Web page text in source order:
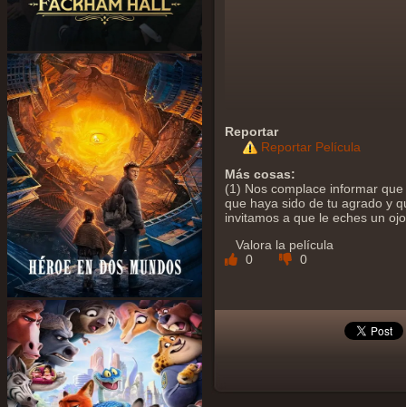
Reportar
Reportar Película
Más cosas:
(1) Nos complace informar
que haya sido de tu agrado y
invitamos a que le eches un
Valora la película
0
0